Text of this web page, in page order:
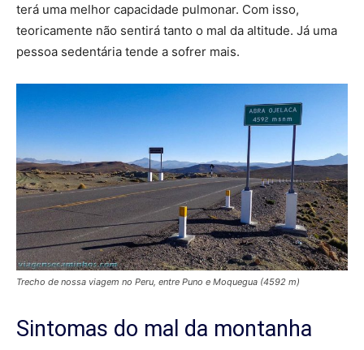
terá uma melhor capacidade pulmonar. Com isso,
teoricamente não sentirá tanto o mal da altitude. Já uma
pessoa sedentária tende a sofrer mais.
Trecho de nossa viagem no Peru, entre Puno e Moquegua (4592 m)
Sintomas do mal da montanha